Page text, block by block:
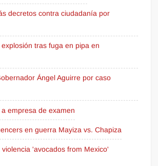
decretos contra ciudadanía por
tras fuga en pipa en
Ángel Aguirre por caso
empresa de examen
en guerra Mayiza vs. Chapiza
'avocados from Mexico'